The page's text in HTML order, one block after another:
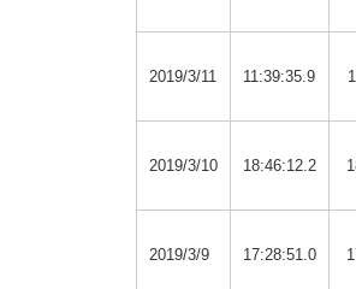
2019/3/11 11:39:35.9
2019/3/10 18:46:12.2
2019/3/9 17:28:51.0